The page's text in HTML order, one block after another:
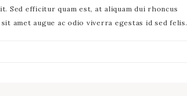
Sed efficitur quam est, at aliquam dui rhoncus
amet augue ac odio viverra egestas id sed felis.